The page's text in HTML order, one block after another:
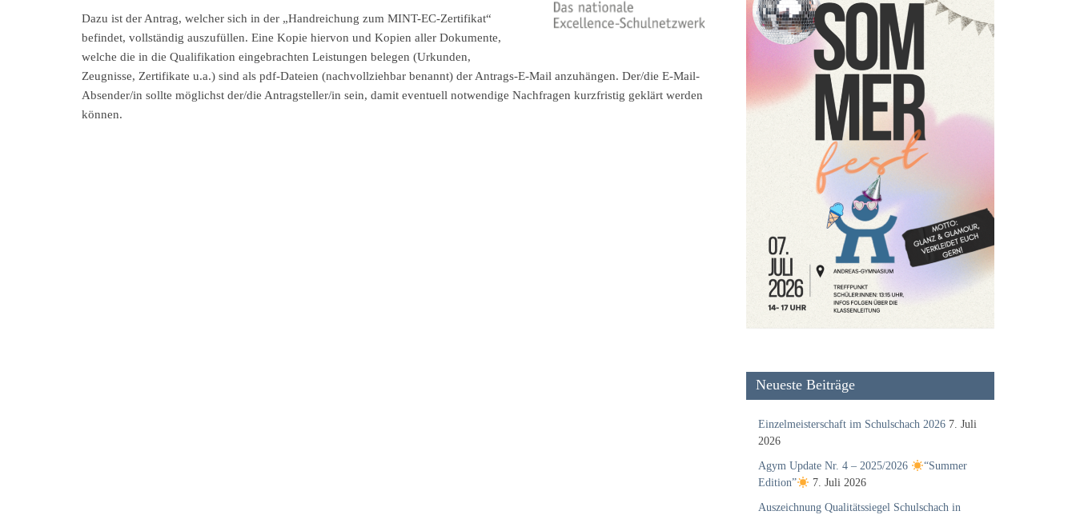
Dazu ist der Antrag, welcher sich in der „Handreichung zum MINT-EC-Zertifikat“
befindet, vollständig auszufüllen. Eine Kopie hiervon und Kopien aller Dokumente,
welche die in die Qualifikation eingebrachten Leistungen belegen (Urkunden,
Zeugnisse, Zertifikate u.a.) sind als pdf-Dateien (nachvollziehbar benannt) der Antrags-E-Mail anzuhängen. Der/die E-Mail-
Absender/in sollte möglichst der/die Antragsteller/in sein, damit eventuell notwendige Nachfragen kurzfristig geklärt werden
können.
Neueste Beiträge
Einzelmeisterschaft im Schulschach 2026 7. Juli
2026
Agym Update Nr. 4 – 2025/2026
“Summer
Edition”
7. Juli 2026
Auszeichnung Qualitätssiegel Schulschach in